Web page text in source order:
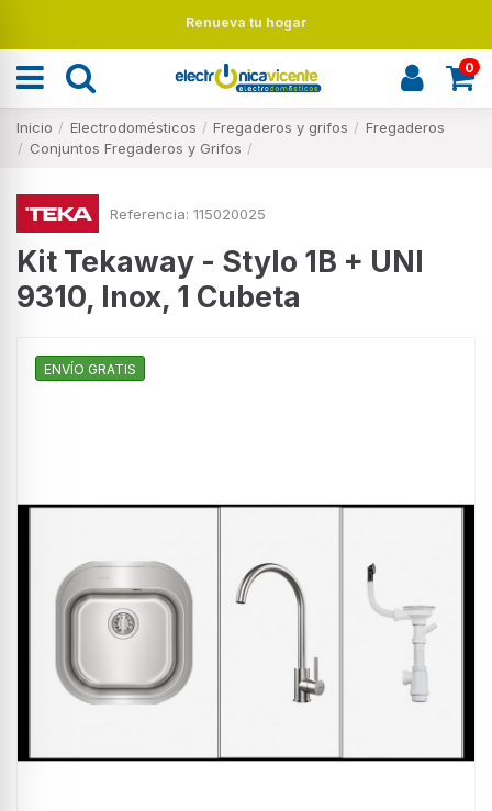
Renueva tu hogar
0
Inicio Electrodomésticos Fregaderos y grifos
Fregaderos
Conjuntos Fregaderos y Grifos
Referencia: 115020025
Kit Tekaway - Stylo 1B + UNI
9310, Inox, 1 Cubeta
ENVÍO GRATIS